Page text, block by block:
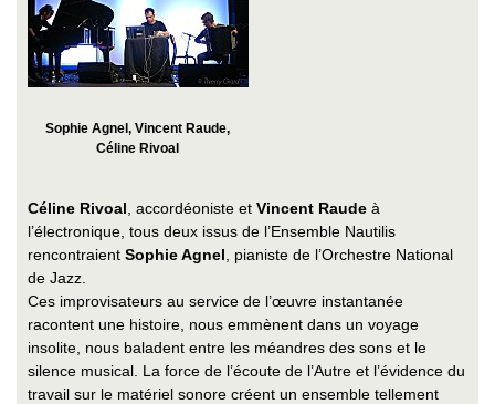
Sophie Agnel, Vincent Raude,
Céline Rivoal
Céline Rivoal , accordéoniste et Vincent Raudeà
l’électronique, tous deux issus de l’Ensemble Nautilis
rencontraient Sophie Agnel , pianiste de l’Orchestre National
de Jazz.
Ces improvisateurs au service de l’œuvre instantanée
racontent une histoire, nous emmènent dans un voyage
insolite, nous baladent entre les méandres des sons et le
silence musical. La force de l’écoute de l’Autre et l’évidence du
travail sur le matériel sonore créent un ensemble tellement